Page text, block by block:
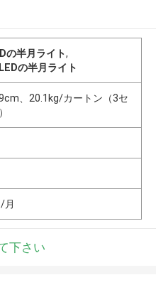
の半月ライト,
の半月ライト
、20.1kg/カートン（3セ
月
下さい